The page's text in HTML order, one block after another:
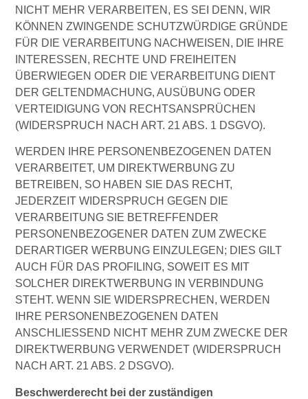
NICHT MEHR VERARBEITEN, ES SEI DENN, WIR
KÖNNEN ZWINGENDE SCHUTZWÜRDIGE GRÜNDE
FÜR DIE VERARBEITUNG NACHWEISEN, DIE IHRE
INTERESSEN, RECHTE UND FREIHEITEN
ÜBERWIEGEN ODER DIE VERARBEITUNG DIENT
DER GELTENDMACHUNG, AUSÜBUNG ODER
VERTEIDIGUNG VON RECHTSANSPRÜCHEN
(WIDERSPRUCH NACH ART. 21 ABS. 1 DSGVO).
WERDEN IHRE PERSONENBEZOGENEN DATEN
VERARBEITET, UM DIREKTWERBUNG ZU
BETREIBEN, SO HABEN SIE DAS RECHT,
JEDERZEIT WIDERSPRUCH GEGEN DIE
VERARBEITUNG SIE BETREFFENDER
PERSONENBEZOGENER DATEN ZUM ZWECKE
DERARTIGER WERBUNG EINZULEGEN; DIES GILT
AUCH FÜR DAS PROFILING, SOWEIT ES MIT
SOLCHER DIREKTWERBUNG IN VERBINDUNG
STEHT. WENN SIE WIDERSPRECHEN, WERDEN
IHRE PERSONENBEZOGENEN DATEN
ANSCHLIESSEND NICHT MEHR ZUM ZWECKE DER
DIREKTWERBUNG VERWENDET (WIDERSPRUCH
NACH ART. 21 ABS. 2 DSGVO).
Beschwerderecht bei der zuständigen